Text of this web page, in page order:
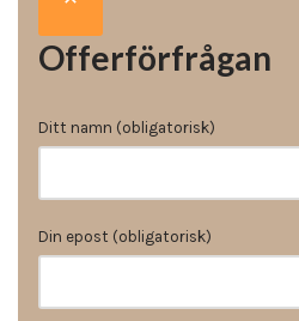
Offerförfrågan
Ditt namn (obligatorisk)
Din epost (obligatorisk)